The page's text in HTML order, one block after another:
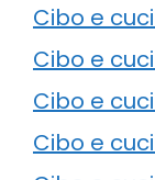
Cibo e
Cibo e
Cibo e
Cibo e